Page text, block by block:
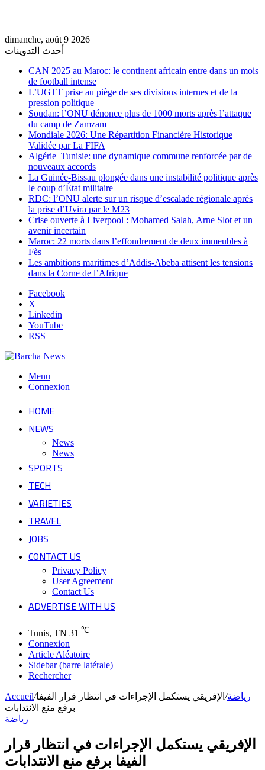
dimanche, août 9 2026
أحدث التدوينات
CAN 2025 au Maroc: le continent africain entre dans un mois
de football intense
L’UGTT prise au piège de ses divisions internes et de la
pression politique
Soudan: l’ONU dénonce plus de 1000 morts après l’attaque
du camp de Zamzam
Mondiale 2026: Une Répartition Financière Historique
Validée par La FIFA
Algérie–Tunisie: une dynamique commune renforcée par de
nouveaux accords
La Guinée-Bissau plongée dans une instabilité politique après
le coup d’État militaire
RDC: l’ONU alerte sur un risque d’escalade régionale après
la prise d’Uvira par le M23
Crise ouverte à Liverpool : Mohamed Salah, Arne Slot et un
avenir incertain
Maroc: 22 morts dans l’effondrement de deux immeubles à
Fès
Les ambitions maritimes d’Addis-Abeba attisent les tensions
dans la Corne de l’Afrique
Facebook
X
Linkedin
YouTube
RSS
Menu
Connexion
HOME
NEWS
News
News
SPORTS
TECH
VARIETIES
TRAVEL
JOBS
CONTACT US
Privacy Policy
User Agreement
Contact Us
ADVERTISE WITH US
Tunis, TN 31 ℃
Connexion
Article Aléatoire
Sidebar (barre latérale)
Rechercher
Accueil/ رياضة/ الإفريقي يستكمل الإجراءات في انتظار قرار الفيفا
برفع منع الانتدابات
رياضة
الإفريقي يستكمل الإجراءات في انتظار قرار
الفيفا برفع منع الانتدابات